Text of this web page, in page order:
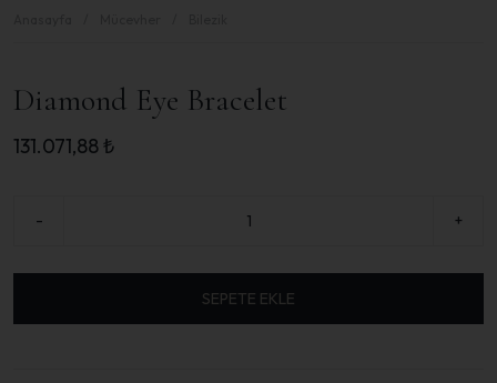
Diamond Eye Bracelet
131.071,88₺
- +
SEPETE EKLE